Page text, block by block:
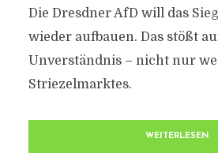
Die Dresdner AfD will das
wieder aufbauen. Das stößt
Unverständnis – nicht nur
Striezelmarktes.
WEITERLESEN